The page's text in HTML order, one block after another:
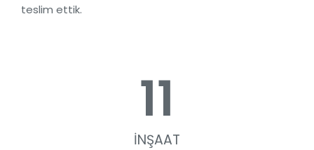
teslim ettik.
11
İNŞAAT